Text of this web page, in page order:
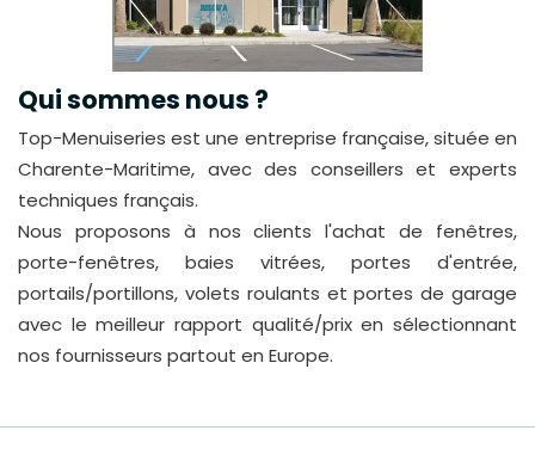
Qui sommes nous ?
Top-Menuiseries est une entreprise française, située en
Charente-Maritime, avec des conseillers et experts
techniques français.
Nous proposons à nos clients l'achat de fenêtres,
porte-fenêtres, baies vitrées, portes d'entrée,
portails/portillons, volets roulants et portes de garage
avec le meilleur rapport qualité/prix en sélectionnant
nos fournisseurs partout en Europe.